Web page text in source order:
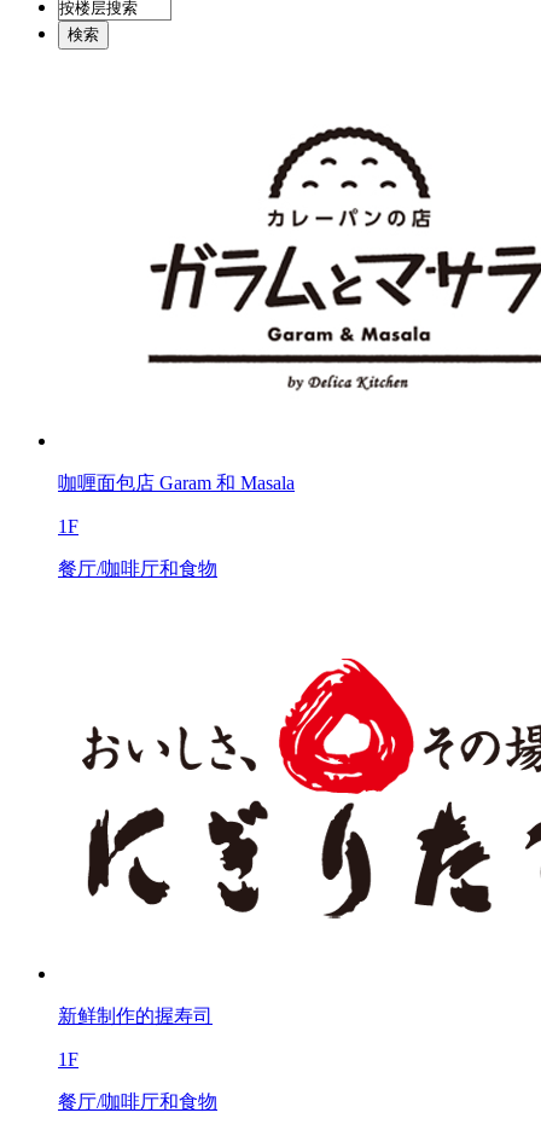
咖喱面包店 Garam 和 Masala
1F
餐厅/咖啡厅和食物
新鲜制作的握寿司
1F
餐厅/咖啡厅和食物